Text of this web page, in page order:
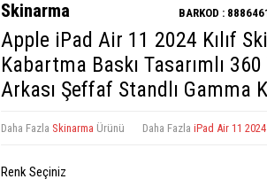
Skinarma BARKOD :
Apple iPad Air 11 2024 Kılıf
Kabartma Baskı Tasarımlı
Arkası Şeffaf Standlı Gamma
Daha Fazla Skinarma Ürünü Daha Fazla iPad Air 11 2024
Renk Seçiniz